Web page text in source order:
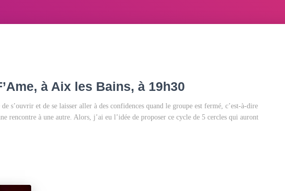
à Aix les Bains, à 19h30
s’ouvrir et de se laisser aller à des confidences quand le groupe est fermé, c’est-à-dire
rencontre à une autre. Alors, j’ai eu l’idée de proposer ce cycle de 5 cercles qui auront